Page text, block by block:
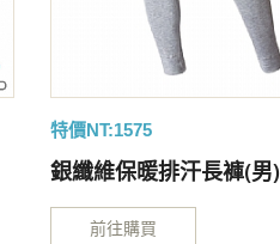
特價NT:1575
銀纖維保暖排汗長褲(男)
前往購買